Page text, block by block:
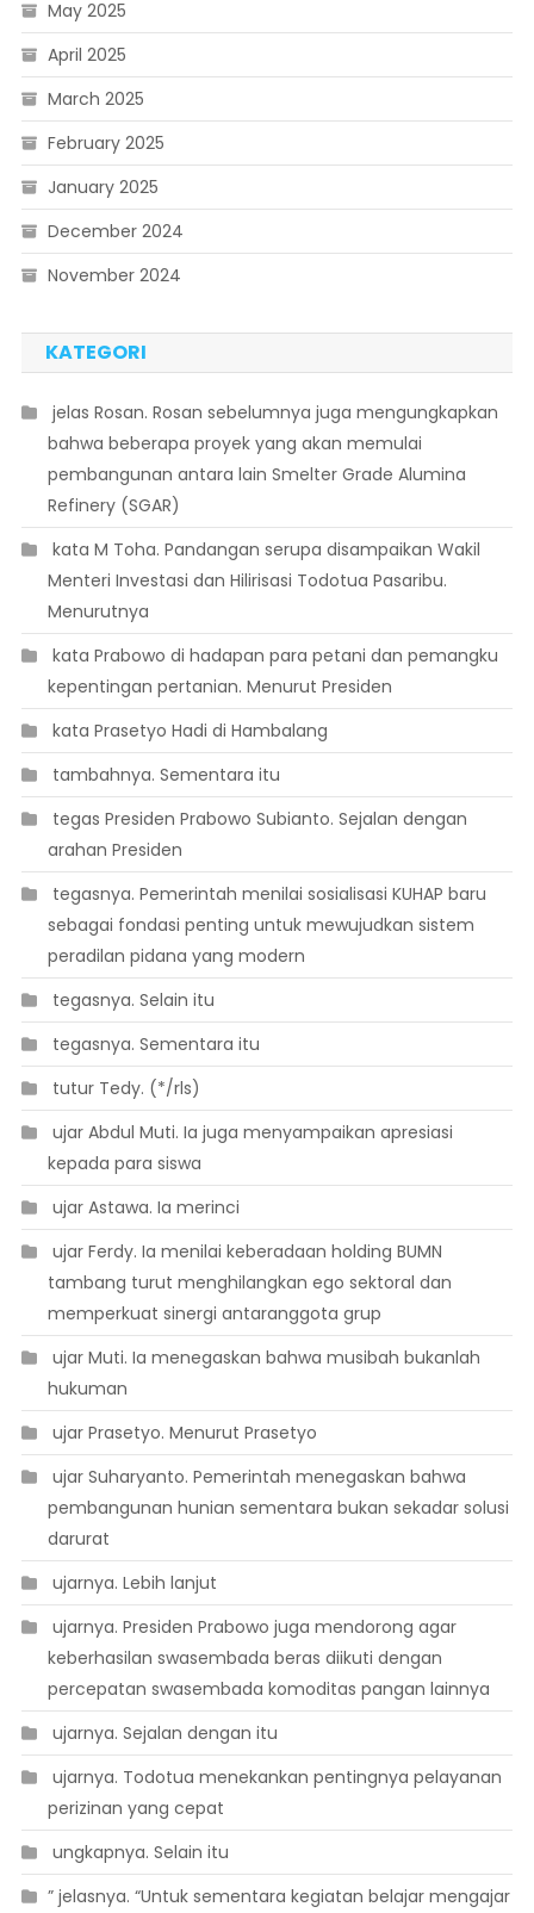
May 2025
April 2025
March 2025
February 2025
January 2025
December 2024
November 2024
KATEGORI
 jelas Rosan. Rosan sebelumnya juga mengungkapkan
bahwa beberapa proyek yang akan memulai
pembangunan antara lain Smelter Grade Alumina
Refinery (SGAR)
 kata M Toha. Pandangan serupa disampaikan Wakil
Menteri Investasi dan Hilirisasi Todotua Pasaribu.
Menurutnya
 kata Prabowo di hadapan para petani dan pemangku
kepentingan pertanian. Menurut Presiden
 kata Prasetyo Hadi di Hambalang
 tambahnya. Sementara itu
 tegas Presiden Prabowo Subianto. Sejalan dengan
arahan Presiden
 tegasnya. Pemerintah menilai sosialisasi KUHAP baru
sebagai fondasi penting untuk mewujudkan sistem
peradilan pidana yang modern
 tegasnya. Selain itu
 tegasnya. Sementara itu
 tutur Tedy. (*/rls)
 ujar Abdul Muti. Ia juga menyampaikan apresiasi
kepada para siswa
 ujar Astawa. Ia merinci
 ujar Ferdy. Ia menilai keberadaan holding BUMN
tambang turut menghilangkan ego sektoral dan
memperkuat sinergi antaranggota grup
 ujar Muti. Ia menegaskan bahwa musibah bukanlah
hukuman
 ujar Prasetyo. Menurut Prasetyo
 ujar Suharyanto. Pemerintah menegaskan bahwa
pembangunan hunian sementara bukan sekadar solusi
darurat
 ujarnya. Lebih lanjut
 ujarnya. Presiden Prabowo juga mendorong agar
keberhasilan swasembada beras diikuti dengan
percepatan swasembada komoditas pangan lainnya
 ujarnya. Sejalan dengan itu
 ujarnya. Todotua menekankan pentingnya pelayanan
perizinan yang cepat
 ungkapnya. Selain itu
” jelasnya. “Untuk sementara kegiatan belajar mengajar